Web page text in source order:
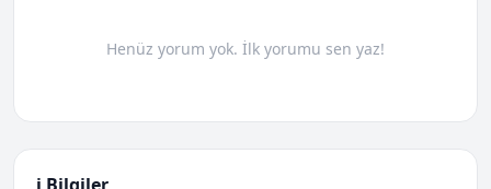
Henüz yorum yok. İlk yorumu sen yaz!